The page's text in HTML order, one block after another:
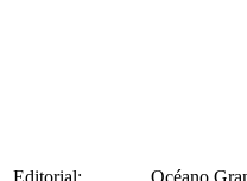
Editorial: Océano